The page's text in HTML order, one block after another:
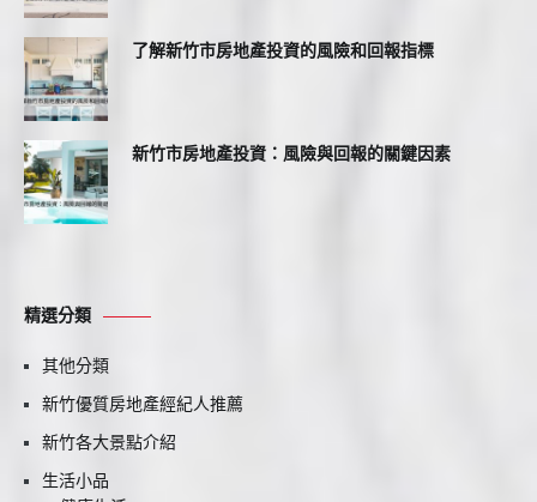
了解新竹市房地產投資的風險和回報指標
新竹市房地產投資：風險與回報的關鍵因素
精選分類
其他分類
新竹優質房地產經紀人推薦
新竹各大景點介紹
生活小品